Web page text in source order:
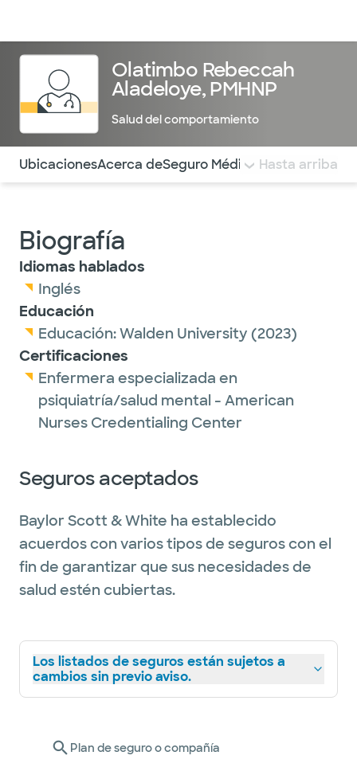
Olatimbo Rebeccah
Aladeloye, PMHNP
Salud del comportamiento
Utilice esta navegación para saltar rápidamente a
UbicacionesAcerca deSeguro Médico COMENTARIOS
Hasta arriba
Biografía
Idiomas hablados
Inglés
Educación
Educación:Walden University (2023)
Certificaciones
Enfermera especializada en
psiquiatría/salud mental - American
Nurses Credentialing Center
Seguros aceptados
Baylor Scott & White ha establecido
acuerdos con varios tipos de seguros con el
fin de garantizar que sus necesidades de
salud estén cubiertas.
Los listados de seguros están sujetos a
cambios sin previo aviso.
Plan de seguro o compañía